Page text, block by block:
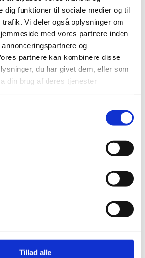
dig funktioner til sociale medier og til
Vi deler også oplysninger om
med vores partnere inden
og
partnere kan kombinere disse
du har givet dem, eller som
din brug af deres tjenester.
Tillad alle
Elastik
silicone rings for pacifier strings
nåle mm.
pedari æsker
baby
barn
voksen
nederdele
bukser, shorts
Liberty Fabrics